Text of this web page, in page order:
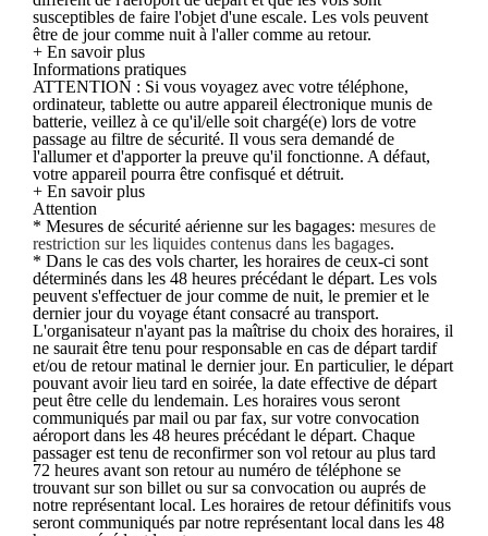
susceptibles de faire l'objet d'une escale. Les vols peuvent
être de jour comme nuit à l'aller comme au retour.
+ En savoir plus
Informations pratiques
ATTENTION : Si vous voyagez avec votre téléphone,
ordinateur, tablette ou autre appareil électronique munis de
batterie, veillez à ce qu'il/elle soit chargé(e) lors de votre
passage au filtre de sécurité. Il vous sera demandé de
l'allumer et d'apporter la preuve qu'il fonctionne. A défaut,
votre appareil pourra être confisqué et détruit.
+ En savoir plus
Attention
* Mesures de sécurité aérienne sur les bagages: mesures de
restriction sur les liquides contenus dans les bagages.
* Dans le cas des vols charter, les horaires de ceux-ci sont
déterminés dans les 48 heures précédant le départ. Les vols
peuvent s'effectuer de jour comme de nuit, le premier et le
dernier jour du voyage étant consacré au transport.
L'organisateur n'ayant pas la maîtrise du choix des horaires, il
ne saurait être tenu pour responsable en cas de départ tardif
et/ou de retour matinal le dernier jour. En particulier, le départ
pouvant avoir lieu tard en soirée, la date effective de départ
peut être celle du lendemain. Les horaires vous seront
communiqués par mail ou par fax, sur votre convocation
aéroport dans les 48 heures précédant le départ. Chaque
passager est tenu de reconfirmer son vol retour au plus tard
72 heures avant son retour au numéro de téléphone se
trouvant sur son billet ou sur sa convocation ou auprés de
notre représentant local. Les horaires de retour définitifs vous
seront communiqués par notre représentant local dans les 48